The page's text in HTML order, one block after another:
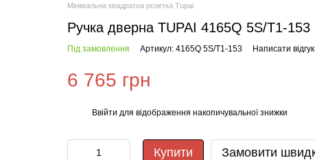
Мінімальна квадратна розетка Tupai
Ручка дверна TUPAI 4165Q 5S/T1-153
Під замовлення Артикул: 4165Q 5S/T1-153 Написати відгук
6 765 грн
Ввійти для відображення накопичувальної знижки
Купити Замовити